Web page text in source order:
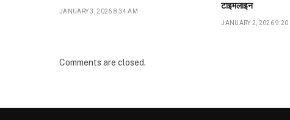
JANUARY 3, 2026 8:34 AM
टाइमलाइन
JANUARY 2, 2026 9:20
Comments are closed.